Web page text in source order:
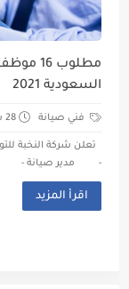
مطلوب
السعودية 2021
فني صيانة 28 سبتمبر 2021
تعلن شركة النخبة
- مدير صيانة -
اقرأ المزيد